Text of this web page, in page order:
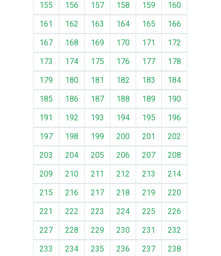
155
156 157 158 159
160
161
162 163 164 165
166
167
168 169 170 171
172
173
174 175 176 177
178
179
180 181 182 183
184
185
186 187 188 189
190
191
192 193 194 195
196
197
198 199 200 201
202
203
204 205 206 207
208
209
210 211 212 213
214
215
216 217 218 219
220
221
222 223 224 225
226
227
228 229 230 231
232
233
234 235 236 237
238